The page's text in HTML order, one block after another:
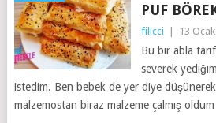
PUF
filicci 13
Bu bir abla
severek
istedim. Ben bebek de yer diye düşünerek
malzemostan biraz malzeme çalmış